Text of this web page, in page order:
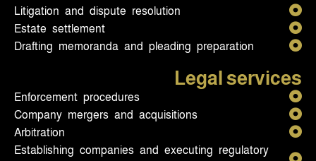
Litigation and dispute resolution
Estate settlement
Drafting memoranda and pleading preparation
Legal services
Enforcement procedures
Company mergers and acquisitions
Arbitration
Establishing companies and executing regulatory